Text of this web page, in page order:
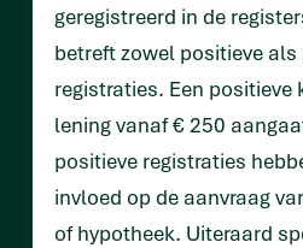
geregistreerd in de
betreft zowel positieve als
registraties. Een positieve
lening vanaf € 250
positieve registraties
invloed op de aanvraag
of hypotheek. Uiteraard